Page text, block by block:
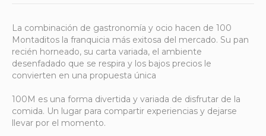
La combinación de gastronomía y ocio hacen de 100
Montaditos la franquicia más exitosa del mercado. Su pan
recién horneado, su carta variada, el ambiente
desenfadado que se respira y los bajos precios le
convierten en una propuesta única
100M es una forma divertida y variada de disfrutar de la
comida. Un lugar para compartir experiencias y dejarse
llevar por el momento.